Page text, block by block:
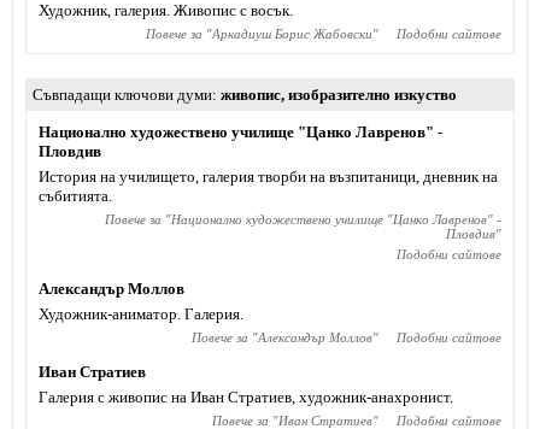
Художник, галерия. Живопис с восък.
Повече за "Аркадиуш Борис Жабовски" Подобни сайтове
Съвпадащи ключови думи живопис, изобразително изкуство
Национално художествено училище "Цанко Лавренов" -
Пловдив
История на училището, галерия творби на възпитаници, дневник на
събитията.
Повече за "Национално художествено училище "Цанко Лавренов" -
Пловдив"
Подобни сайтове
Александър Моллов
Художник-аниматор. Галерия.
Повече за "Александър Моллов" Подобни сайтове
Иван Стратиев
Галерия с живопис на Иван Стратиев, художник-анахронист.
Повече за "Иван Стратиев" Подобни сайтове